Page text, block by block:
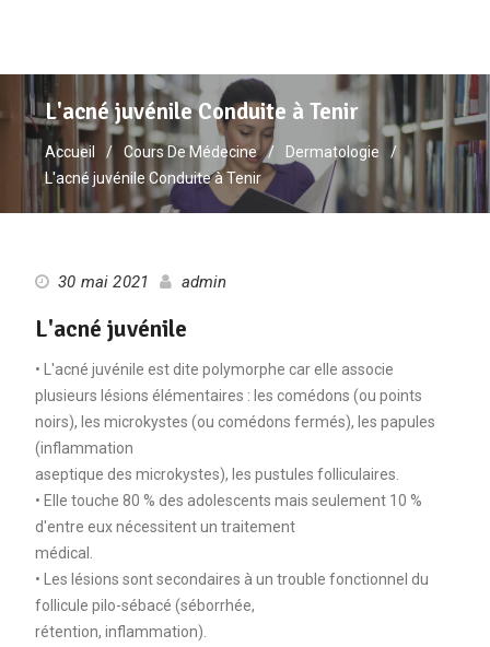
L'acné juvénile Conduite à Tenir
Accueil Cours De Médecine
Dermatologie
L'acné juvénile Conduite à Tenir
30 mai 2021 admin
L'acné juvénile
• L'acné juvénile est dite polymorphe car elle associe
plusieurs lésions élémentaires : les comédons (ou points
noirs), les microkystes (ou comédons fermés), les papules
(inflammation
aseptique des microkystes), les pustules folliculaires.
• Elle touche 80 % des adolescents mais seulement 10 %
d'entre eux nécessitent un traitement
médical.
• Les lésions sont secondaires à un trouble fonctionnel du
follicule pilo-sébacé (séborrhée,
rétention, inflammation).